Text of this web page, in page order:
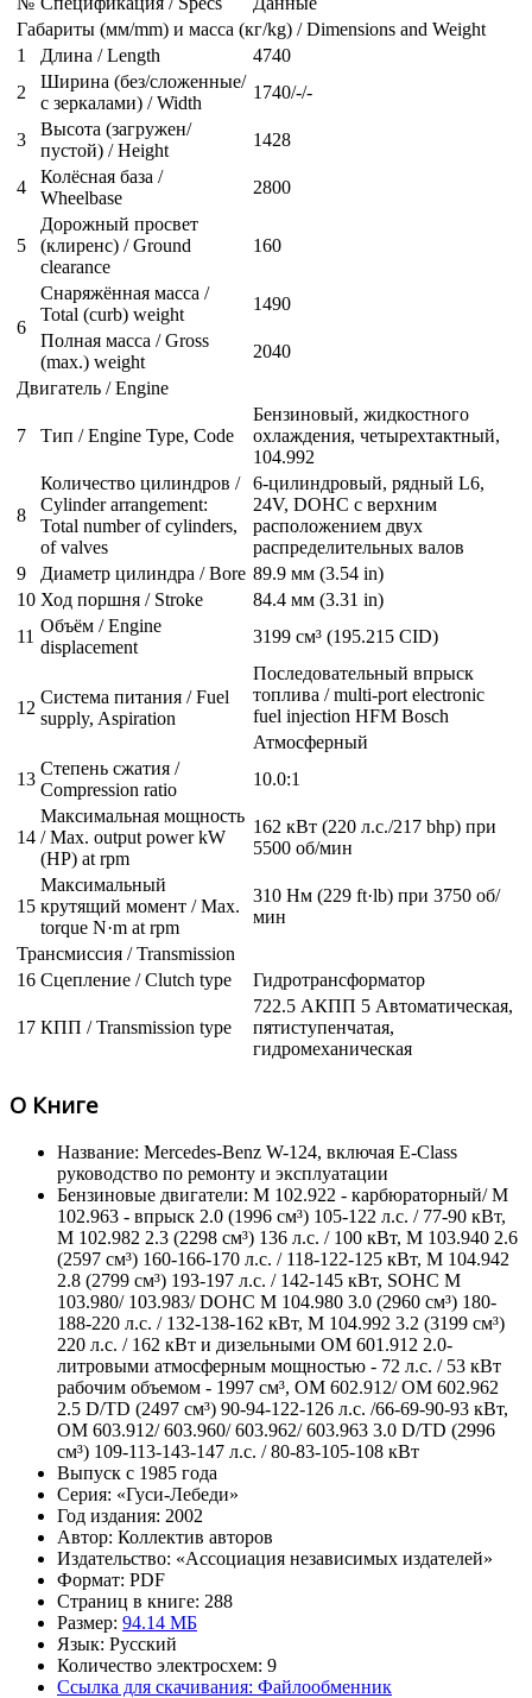
Габариты (мм/mm) и масса (кг/kg) / Dimensions and Weight
1
Длина / Length
4740
2
Ширина (без/сложенные/
с зеркалами) / Width
1740/-/-
3
Высота (загружен/
пустой) / Height
1428
4
Колёсная база /
Wheelbase
2800
5
Дорожный просвет
(клиренс) / Ground
clearance
160
6
Снаряжённая масса /
Total (curb) weight
1490
Полная масса / Gross
(max.) weight
2040
Двигатель / Engine
7 Тип / Engine Type, Code
Бензиновый, жидкостного
охлаждения, четырехтактный,
104.992
8
Количество цилиндров /
Cylinder arrangement:
Total number of cylinders,
of valves
6-цилиндровый, рядный L6,
24V, DOHC с верхним
расположением двух
распределительных валов
9
Диаметр цилиндра / Bore 89.9 мм (3.54 in)
10 Ход поршня / Stroke
84.4 мм (3.31 in)
11
Объём / Engine
displacement
3199 см³ (195.215 CID)
12
Система питания / Fuel
supply, Aspiration
Последовательный впрыск
топлива / multi-port electronic
fuel injection HFM Bosch
Атмосферный
13
Степень сжатия /
Compression ratio
10.0:1
14
Максимальная мощность
/ Max. output power kW
(HP) at rpm
162 кВт (220 л.с./217 bhp) при
5500 об/мин
15
Максимальный
крутящий момент / Max.
torque N·m at rpm
310 Нм (229 ft·lb) при 3750 об/
мин
Трансмиссия / Transmission
16 Сцепление / Clutch type Гидротрансформатор
17 КПП / Transmission type
722.5 АКПП 5 Автоматическая,
пятиступенчатая,
гидромеханическая
О Книге
Название: Mercedes-Benz W-124, включая E-Class
руководство по ремонту и эксплуатации
Бензиновые двигатели: M 102.922 - карбюраторный/ M
102.963 - впрыск 2.0 (1996 см³) 105-122 л.с. / 77-90 кВт,
M 102.982 2.3 (2298 см³) 136 л.с. / 100 кВт, M 103.940 2.6
(2597 см³) 160-166-170 л.с. / 118-122-125 кВт, M 104.942
2.8 (2799 см³) 193-197 л.с. / 142-145 кВт, SOHC M
103.980/ 103.983/ DOHC M 104.980 3.0 (2960 см³) 180-
188-220 л.с. / 132-138-162 кВт, M 104.992 3.2 (3199 см³)
220 л.с. / 162 кВт и дизельными OM 601.912 2.0-
литровыми атмосферным мощностью - 72 л.с. / 53 кВт
рабочим объемом - 1997 см³, OM 602.912/ OM 602.962
2.5 D/TD (2497 см³) 90-94-122-126 л.с. /66-69-90-93 кВт,
OM 603.912/ 603.960/ 603.962/ 603.963 3.0 D/TD (2996
см³) 109-113-143-147 л.с. / 80-83-105-108 кВт
Выпуск с 1985 года
Серия: «Гуси-Лебеди»
Год издания: 2002
Автор: Коллектив авторов
Издательство: «Ассоциация независимых издателей»
Формат: PDF
Страниц в книге: 288
Размер: 94.14 МБ
Язык: Русский
Количество электросхем: 9
Ссылка для скачивания: Файлообменник